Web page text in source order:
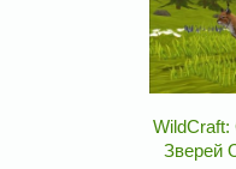
Зверей